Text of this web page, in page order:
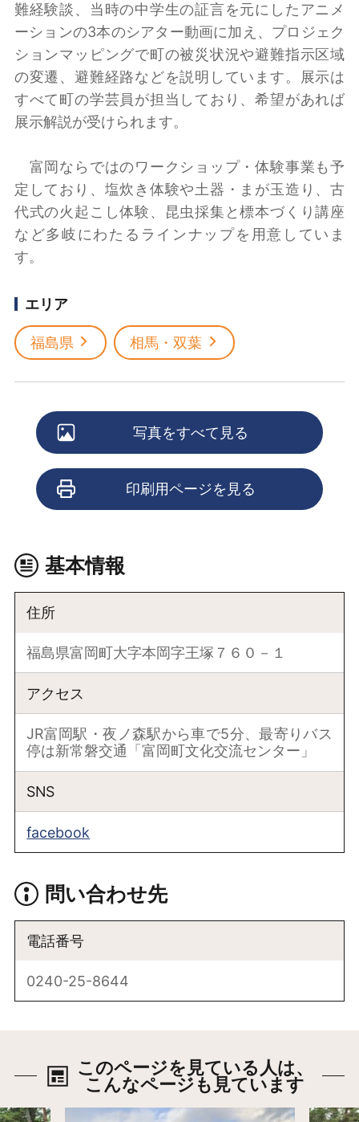
難経験談、当時の中学生の証言を元にしたアニメ
ーションの3本のシアター動画に加え、プロジェク
ションマッピングで町の被災状況や避難指示区域
の変遷、避難経路などを説明しています。展示は
すべて町の学芸員が担当しており、希望があれば
展示解説が受けられます。
富岡ならではのワークショップ・体験事業も予
定しており、塩炊き体験や土器・まが玉造り、古
代式の火起こし体験、昆虫採集と標本づくり講座
など多岐にわたるラインナップを用意していま
す。
エリア
福島県 相馬・双葉
写真をすべて見る
印刷用ページを見る
基本情報
住所
福島県富岡町大字本岡字王塚７６０－１
アクセス
JR富岡駅・夜ノ森駅から車で5分、最寄りバス
停は新常磐交通「富岡町文化交流センター」
SNS
facebook
問い合わせ先
電話番号
0240-25-8644
このページを見ている人は、
こんなページも見ています
詳細はこちら 詳細は